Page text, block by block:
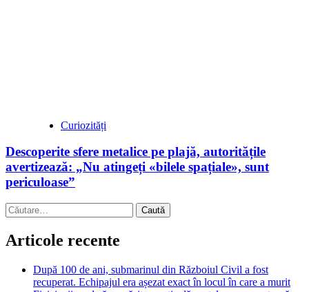
Curiozități
Descoperite sfere metalice pe plajă, autoritățile
avertizează: „Nu atingeți «bilele spațiale», sunt
periculoase”
Caută
după:
Articole recente
După 100 de ani, submarinul din Războiul Civil a fost
recuperat. Echipajul era așezat exact în locul în care a murit